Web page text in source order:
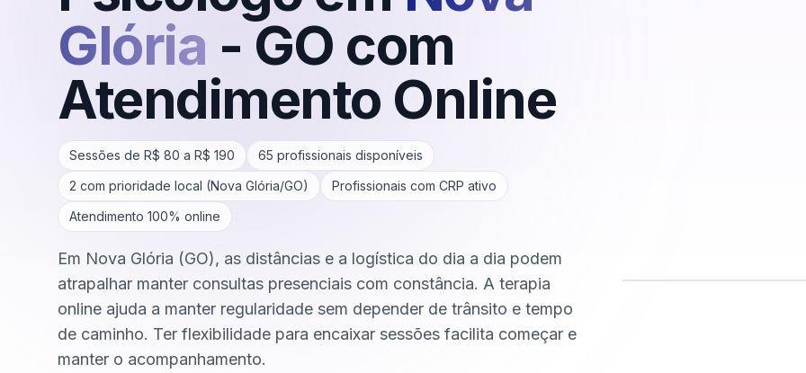
Glória - GO com
Atendimento Online
Sessões de R$ 80 a R$ 190 65 profissionais disponíveis
2 com prioridade local (Nova Glória/GO)
Profissionais com CRP ativo
Atendimento 100% online
Em Nova Glória (GO), as distâncias e a logística do dia a dia podem
atrapalhar manter consultas presenciais com constância. A terapia
online ajuda a manter regularidade sem depender de trânsito e tempo
de caminho. Ter flexibilidade para encaixar sessões facilita começar e
manter o acompanhamento.